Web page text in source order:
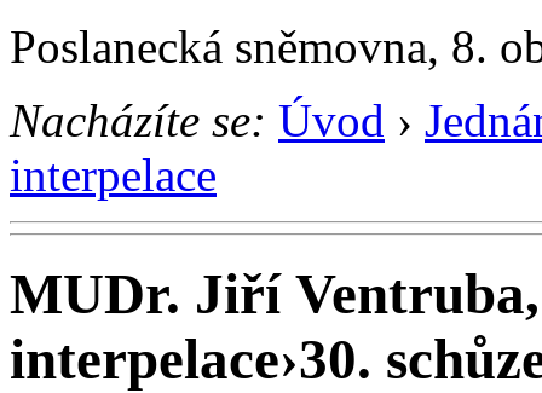
Poslanecká sněmovna, 8.
Nacházíte se: Úvod ›
interpelace
MUDr. Jiří
interpelace›30.